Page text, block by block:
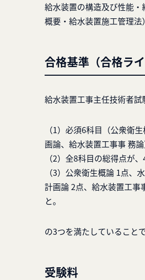
給水装置の構造及び性能
概要・給水装置施工管理法
合格基準（合格ライ
給水装置工事主任技術者試
（1）必須6科目（公衆衛
画論、給水装置工事事 務
（2）全8科目の総得点が
（3）公衆衛生概論 1点
計画論 2点、給水装置工事
と。
の3つを満たしていることで
受験料